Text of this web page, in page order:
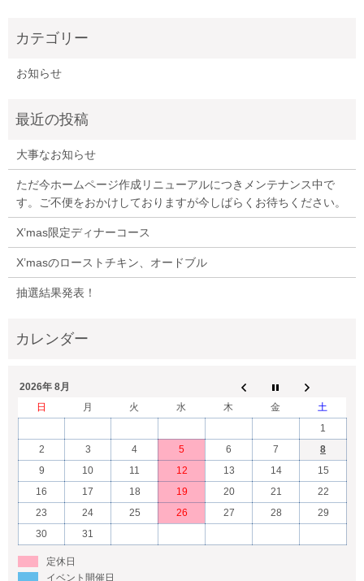
お知らせ
大事なお知らせ
ただ今ホームページ作成リニューアルにつきメンテナンス中で
す。ご不便をおかけしておりますが今しばらくお待ちください。
X’mas限定ディナーコース
X’masのローストチキン、オードブル
抽選結果発表！
2026年 8月
日
月 火 水 木 金
土
1
2
3 4 5 6 7
8
9
10 11 12 13 14
15
16
17 18 19 20 21
22
23
24 25 26 27 28
29
30
31
定休日
イベント開催日